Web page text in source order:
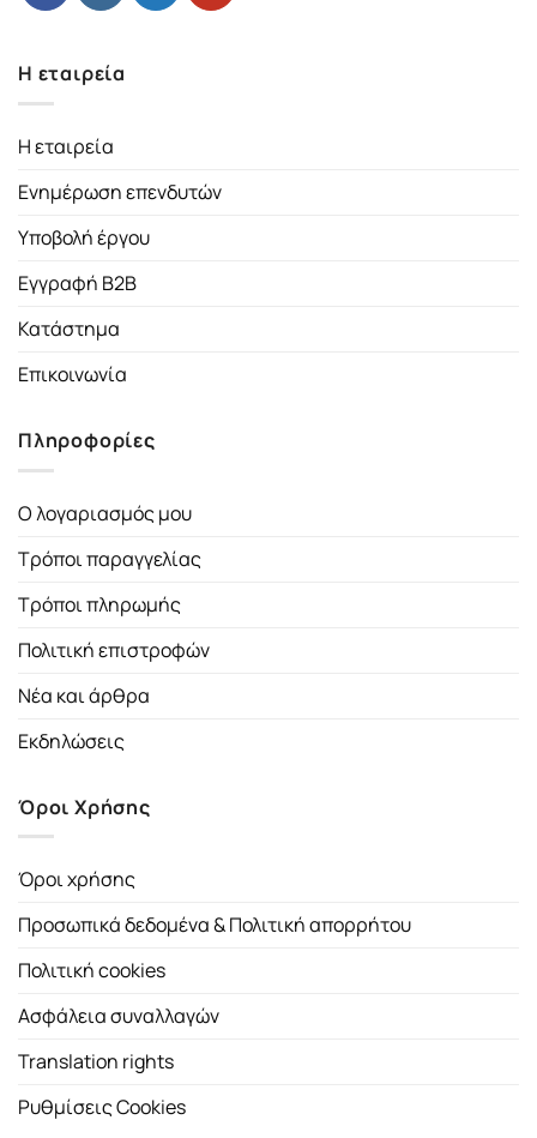
Η εταιρεία
Η εταιρεία
Ενημέρωση επενδυτών
Υποβολή έργου
Εγγραφή B2B
Κατάστημα
Επικοινωνία
Πληροφορίες
Ο λογαριασμός μου
Τρόποι παραγγελίας
Τρόποι πληρωμής
Πολιτική επιστροφών
Νέα και άρθρα
Εκδηλώσεις
Όροι Χρήσης
Όροι χρήσης
Προσωπικά δεδομένα & Πολιτική απορρήτου
Πολιτική cookies
Ασφάλεια συναλλαγών
Translation rights
Ρυθμίσεις Cookies